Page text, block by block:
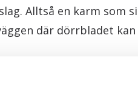
Alltså en karm som
där dörrbladet
i kombination